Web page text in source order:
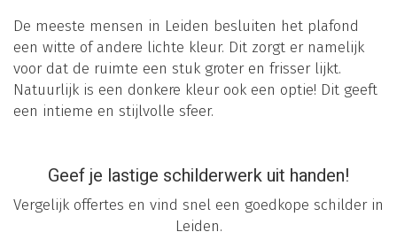
De meeste mensen in Leiden besluiten het plafond
een witte of andere lichte kleur. Dit zorgt er namelijk
voor dat de ruimte een stuk groter en frisser lijkt.
Natuurlijk is een donkere kleur ook een optie! Dit geeft
een intieme en stijlvolle sfeer.
Geef je lastige schilderwerk uit handen!
Vergelijk offertes en vind snel een goedkope schilder in
Leiden.